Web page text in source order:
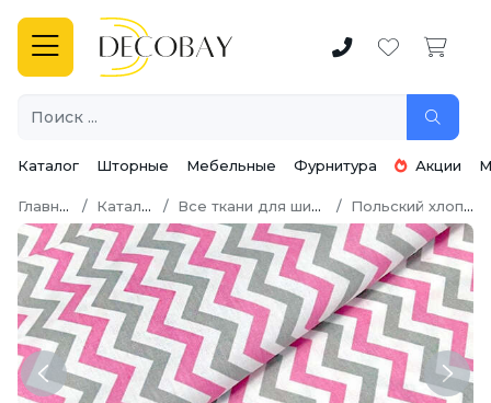
Каталог Шторные Мебельные Фурнитура Акции
Главная Каталог Все ткани для шитья Польский хлопок
Previous Next